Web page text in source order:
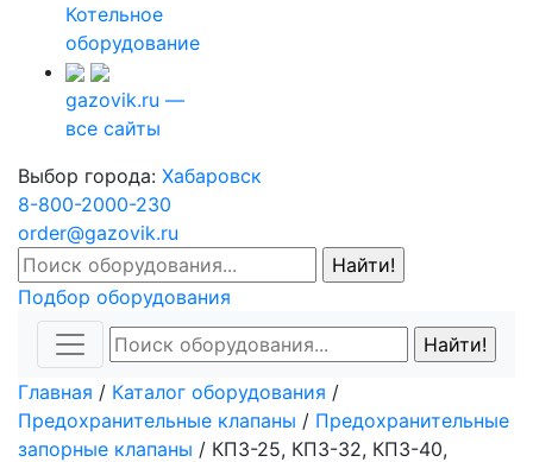
Котельное
оборудование
gazovik.ru —
все сайты
Выбор города: Хабаровск
8-800-2000-230
order@gazovik.ru
Подбор оборудования
Главная / Каталог оборудования /
Предохранительные клапаны / Предохранительные
запорные клапаны / КПЗ-25, КПЗ-32, КПЗ-40,